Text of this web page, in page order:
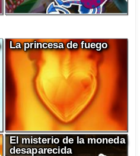
La princesa de fuego
El misterio de la moneda
desaparecida